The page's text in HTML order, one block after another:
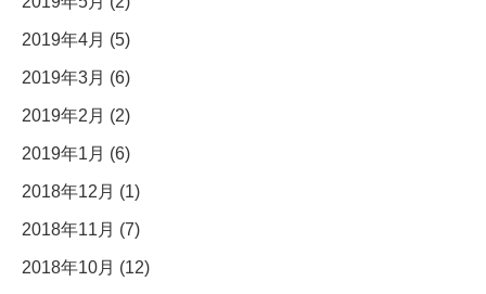
2019年4月 (5)
2019年3月 (6)
2019年2月 (2)
2019年1月 (6)
2018年12月 (1)
2018年11月 (7)
2018年10月 (12)